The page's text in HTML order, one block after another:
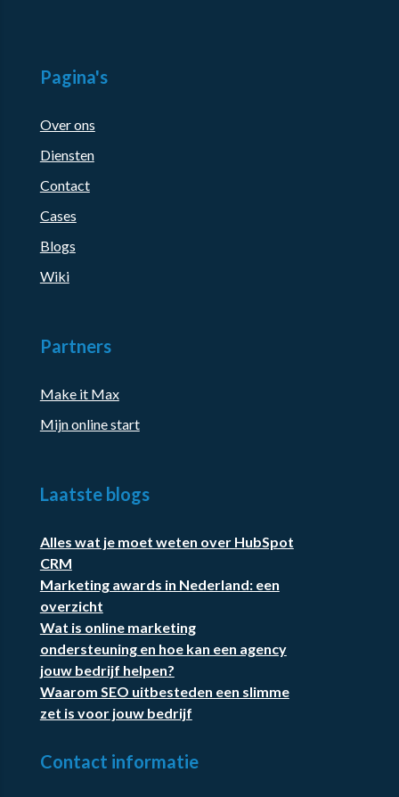
Pagina's
Over ons
Diensten
Contact
Cases
Blogs
Wiki
Partners
Make it Max
Mijn online start
Laatste blogs
Alles wat je moet weten over HubSpot
CRM
Marketing awards in Nederland: een
overzicht
Wat is online marketing
ondersteuning en hoe kan een agency
jouw bedrijf helpen?
Waarom SEO uitbesteden een slimme
zet is voor jouw bedrijf
Contact informatie